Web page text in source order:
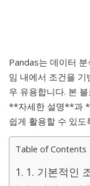
Pandas는 데이터
임 내에서 조건을
우 유용합니다. 본
**자세한 설명**과
쉽게 활용할 수 있도
Table of Contents
1. 기본적인